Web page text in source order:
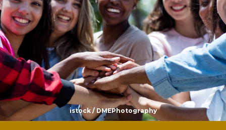
istock / DMEPhotography